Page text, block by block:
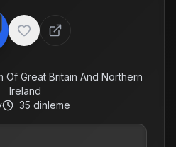
Of Great Britain And Northern
Ireland
35 dinleme